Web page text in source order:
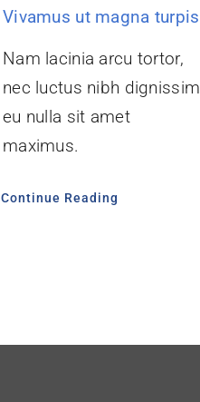
Vivamus ut magna turpis
Nam lacinia arcu tortor,
nec luctus nibh dignissim
eu nulla sit amet
maximus.
Continue Reading